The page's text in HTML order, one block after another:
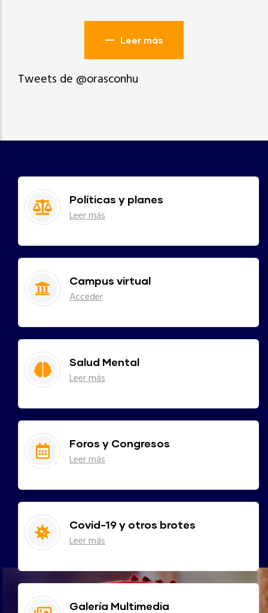
Leer más
Tweets de @orasconhu
Políticas y planes
Leer más
Campus virtual
Acceder
Salud Mental
Leer más
Foros y Congresos
Leer más
Covid-19 y otros brotes
Leer más
Galería Multimedia